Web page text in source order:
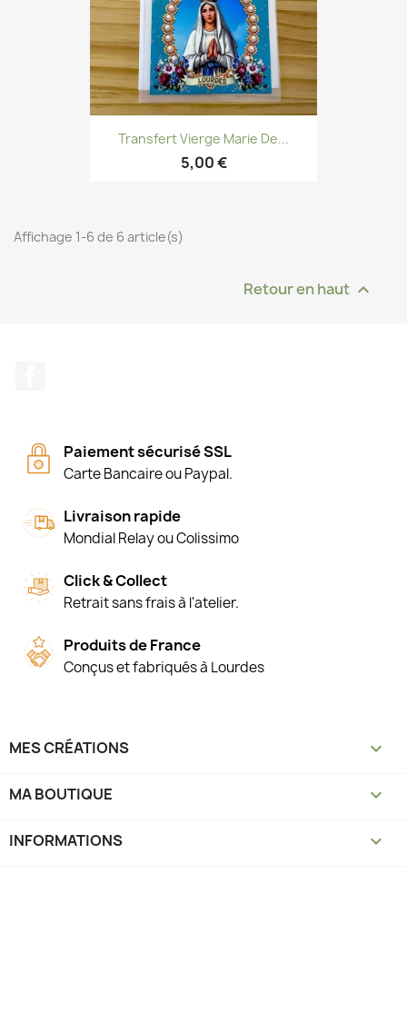
Transfert Vierge Marie De...
5,00 €
Affichage 1-6 de 6 article(s)
Retour en haut 
Paiement sécurisé SSL
Carte Bancaire ou Paypal.
Livraison rapide
Mondial Relay ou Colissimo
Click & Collect
Retrait sans frais à l'atelier.
Produits de France
Conçus et fabriqués à Lourdes
MES CRÉATIONS 
MA BOUTIQUE 
INFORMATIONS keyboard_arrow_down